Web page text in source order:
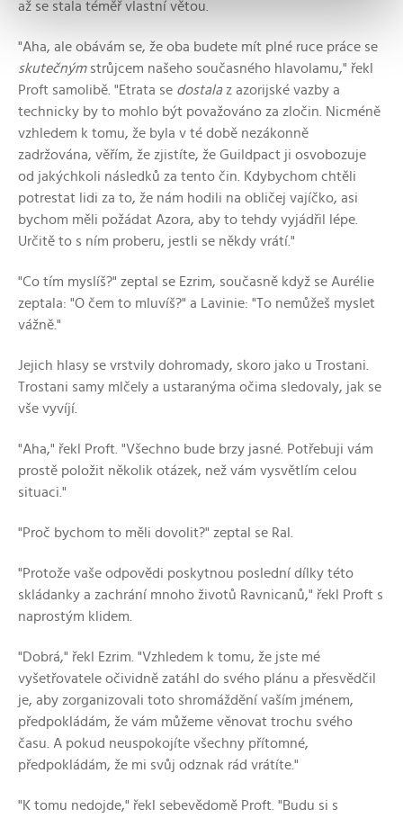
až se stala téměř vlastní větou.
"Aha, ale obávám se, že oba budete mít plné ruce práce se
skutečným strůjcem našeho současného hlavolamu," řekl
Proft samolibě. "Etrata se dostala z azorijské vazby a
technicky by to mohlo být považováno za zločin. Nicméně
vzhledem k tomu, že byla v té době nezákonně
zadržována, věřím, že zjistíte, že Guildpact ji osvobozuje
od jakýchkoli následků za tento čin. Kdybychom chtěli
potrestat lidi za to, že nám hodili na obličej vajíčko, asi
bychom měli požádat Azora, aby to tehdy vyjádřil lépe.
Určitě to s ním proberu, jestli se někdy vrátí."
"Co tím myslíš?" zeptal se Ezrim, současně když se Aurélie
zeptala: "O čem to mluvíš?" a Lavinie: "To nemůžeš myslet
vážně."
Jejich hlasy se vrstvily dohromady, skoro jako u Trostani.
Trostani samy mlčely a ustaranýma očima sledovaly, jak se
vše vyvíjí.
"Aha," řekl Proft. "Všechno bude brzy jasné. Potřebuji vám
prostě položit několik otázek, než vám vysvětlím celou
situaci."
"Proč bychom to měli dovolit?" zeptal se Ral.
"Protože vaše odpovědi poskytnou poslední dílky této
skládanky a zachrání mnoho životů Ravnicanů," řekl Proft s
naprostým klidem.
"Dobrá," řekl Ezrim. "Vzhledem k tomu, že jste mé
vyšetřovatele očividně zatáhl do svého plánu a přesvědčil
je, aby zorganizovali toto shromáždění vaším jménem,
předpokládám, že vám můžeme věnovat trochu svého
času. A pokud neuspokojíte všechny přítomné,
předpokládám, že mi svůj odznak rád vrátíte."
"K tomu nedojde," řekl sebevědomě Proft. "Budu si s